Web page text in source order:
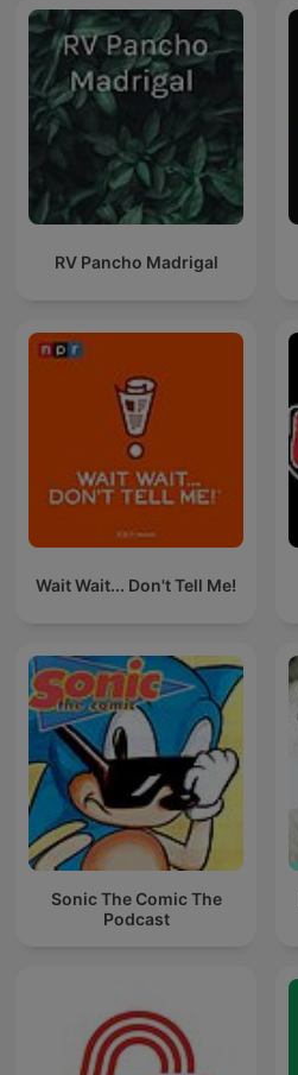
RV Pancho Madrigal
Wait Wait... Don't Tell Me!
Sonic The Comic The
Podcast